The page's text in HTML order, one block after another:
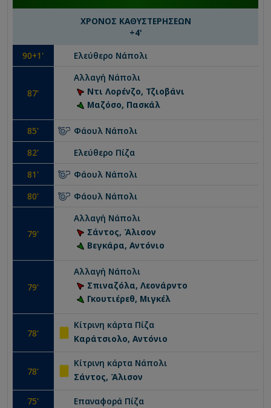
ΧΡΟΝΟΣ ΚΑΘΥΣΤΕΡΗΣΕΩΝ
+4'
90+1' Ελεύθερο Νάπολι
87'
Αλλαγή Νάπολι
Ντι Λορένζο, Τζιοβάνι
Μαζόσο, Πασκάλ
85' Φάουλ Νάπολι
82' Ελεύθερο Πίζα
81 ' Φάουλ Νάπολι
80' Φάουλ Νάπολι
79'
Αλλαγή Νάπολι
Σάντος, Άλισον
Βεγκάρα, Αντόνιο
79'
Αλλαγή Νάπολι
Σπιναζόλα, Λεονάρντο
Γκουτιέρεθ, Μιγκέλ
78'
Κίτρινη κάρτα Πίζα
Καράτσιολο, Αντόνιο
78'
Κίτρινη κάρτα Νάπολι
Σάντος, Άλισον
75' Επαναφορά Πίζα